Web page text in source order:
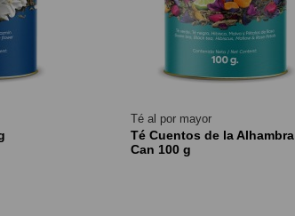
Té al por mayor
Té Cuentos de la Alhambra
Can 100 g